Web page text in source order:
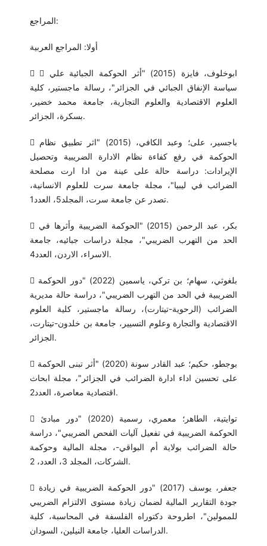
المراجع:
أولا: المراجع العربية
  ابوخلوف، فايزة (2015) "أثر الحوكمة الجبائية علي
سياسة الإنفاق الجبائي في الجزائر"، رسالة ماجستير، كلية
العلوم الاقتصادية والعلوم التجارية، جامعة محمد خضير،
بسكرة، الجزائر.
 باجسير، على؛ وعبد الكافي، (2015) "اثر تطبيق نظام
الحوكمة في رفع كفاءة نظام الادارة الضريبية وتحصيل
الإيرادات: دراسة حالة على عينة من ادا ارت مصلحة
الضرائب في ليبيا"، مجلة جامعة سرت للعلوم الانسانية،
تصدر عن جامعة سرت، المجلد5، العدد1.
 بكر، عبد الرحمن (2015) "الحوكمة الضريبية وأثرها في
الحد من التهرب الضريبي"، مجلة دراسات جبائيه، جامعة
الاسراء، الاردن، العدد4.
 بلغوثي، سهام؛ بن تركي، ياسمين (2022) "دور الحوكمة
الضريبية في الحد من التهرب الضريبي"، دراسة حالة مديرية
الضرائب (الرحوية-تيتارت)، رسالة ماجستير، كلية العلوم
الاقتصادية والتجارة وعلوم التسيير، جامعة بن خلدون-تيتارت،
الجزائر.
 بوجطو، حكيم؛ عبد القادر سونة (2020) "أثر تبنى الحوكمة
على تحسين اداء ادارة الضرائب في الجزائر"، مجلة ابحاث
اقتصادية معاصرة، العدد2.
 توايتية، الطاهر؛ معمري، رسمية (2020) "دور مبادئ
الحوكمة الضريبية في تفعيل آليات الفحص الضريبي"، دراسة
حالة الضرائب بولاية أم البواقي-، مجلة المالية وحوكمة
الشركات، المجلد 3، العدد، 2.
 جعفر، يوسف (2017) "دور الحوكمة الضريبية في زيادة
جودة التقارير المالية لضمان زيادة مستوى الالتزام الضريبي
للممولين"، اطروحة دكتوراه الفلسفة في المحاسبة، كلية
الدراسات العليا، جامعة النيلين، السودان.